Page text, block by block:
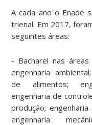
A cada ano o Enade
trienal. Em 2017,
seguintes áreas:
- Bacharel nas
engenharia
de alimentos;
engenharia de
produção;
engenharia